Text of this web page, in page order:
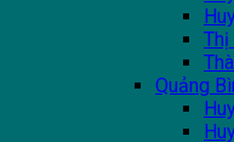
Thị
Quảng